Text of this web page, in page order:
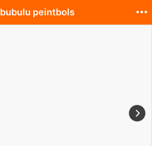
bubulu peintbols